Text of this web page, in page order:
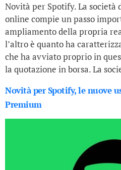
Novità per Spotify. La società
online compie un passo
ampliamento della propria
l’altro è quanto ha
che ha avviato proprio in
la quotazione in borsa. La
Novità per Spotify, le nuove
Premium